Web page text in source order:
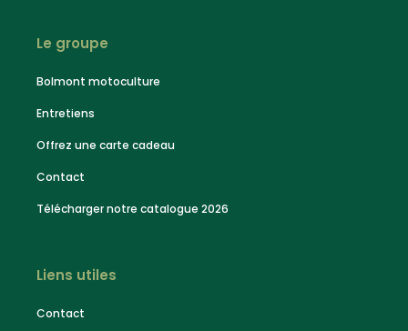
Le groupe
Bolmont motoculture
Entretiens
Offrez une carte cadeau
Contact
Télécharger notre catalogue 2026
Liens utiles
Contact